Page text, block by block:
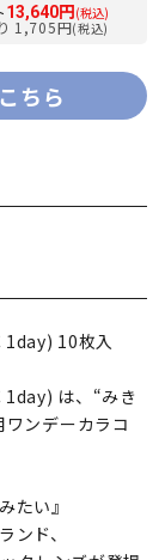
13,640円 (税込)
1,705円(税込)
ちら
10枚入
は、“みき
ンデーカラコ
たい』
ンド、